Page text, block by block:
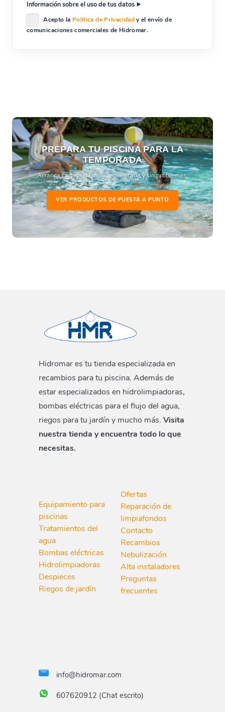
Información sobre el uso de tus datos
Acepto la Política de Privacidady el envío de
comunicaciones comerciales de Hidromar.
PREPARA TU PISCINA PARA LA
TEMPORADA
Arranca con agua limpia, equilibrada y sin problemas.
VER PRODUCTOS DE PUESTA A PUNTO
Hidromar es tu tienda especializada en
recambios para tu piscina. Además de
estar especializados en hidrolimpiadoras,
bombas eléctricas para el flujo del agua,
riegos para tu jardín y mucho más. Visita
nuestra tienda y encuentra todo lo que
necesitas.
Equipamiento para
piscinas
Tratamientos del
agua
Bombas eléctricas
Hidrolimpiadoras
Despieces
Riegos de jardín
Ofertas
Reparación de
limpiafondos
Contacto
Recambios
Nebulización
Alta instaladores
Preguntas
frecuentes
info@hidromar.com
607620912 (Chat escrito)